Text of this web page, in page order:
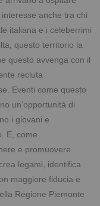
anche tra chi
italiana e i celeberrimi
questo territorio la
questo avvenga con il
recluta
Eventi come questo
un’opportunità di
i giovani e
E, come
e promuovere
legami, identifica
maggiore fiducia e
Regione Piemonte